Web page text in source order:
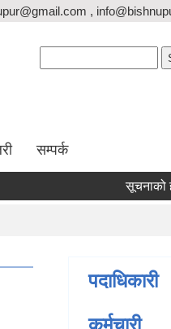
,
सम्पर्क
सूचनाको हक
पदाधिकारी
कर्मचारी